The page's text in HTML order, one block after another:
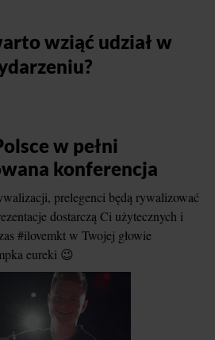
wziąć udział w
w pełni
konferencja
prelegenci będą rywalizować
dostarczą Ci użytecznych i
#ilovemkt w Twojej głowie
eureki 😉